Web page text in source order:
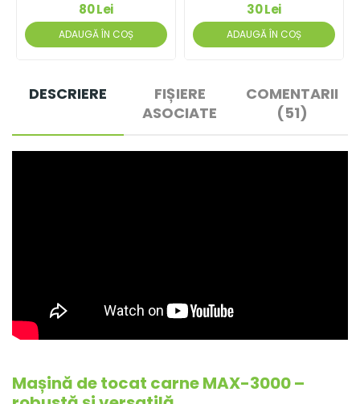
80 Lei
ADAUGĂ ÎN COȘ
30 Lei
ADAUGĂ ÎN COȘ
DESCRIERE
FIȘIERE
ASOCIATE
COMENTARII
(51)
Mașină de tocat carne MAX-3000 –